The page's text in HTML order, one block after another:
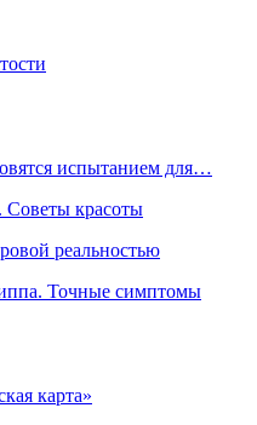
испытанием для…
Советы красоты
реальностью
Точные симптомы
карта»